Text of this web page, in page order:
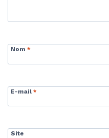
Nom *
E-mail *
Site